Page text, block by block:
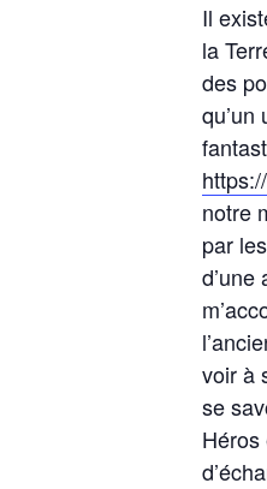
Il
la
des
notre
par
voir à
se
Héros